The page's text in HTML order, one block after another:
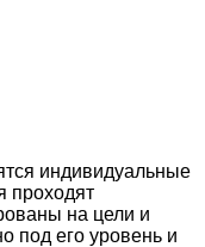
индивидуальные
проходят
на цели и
под его уровень и